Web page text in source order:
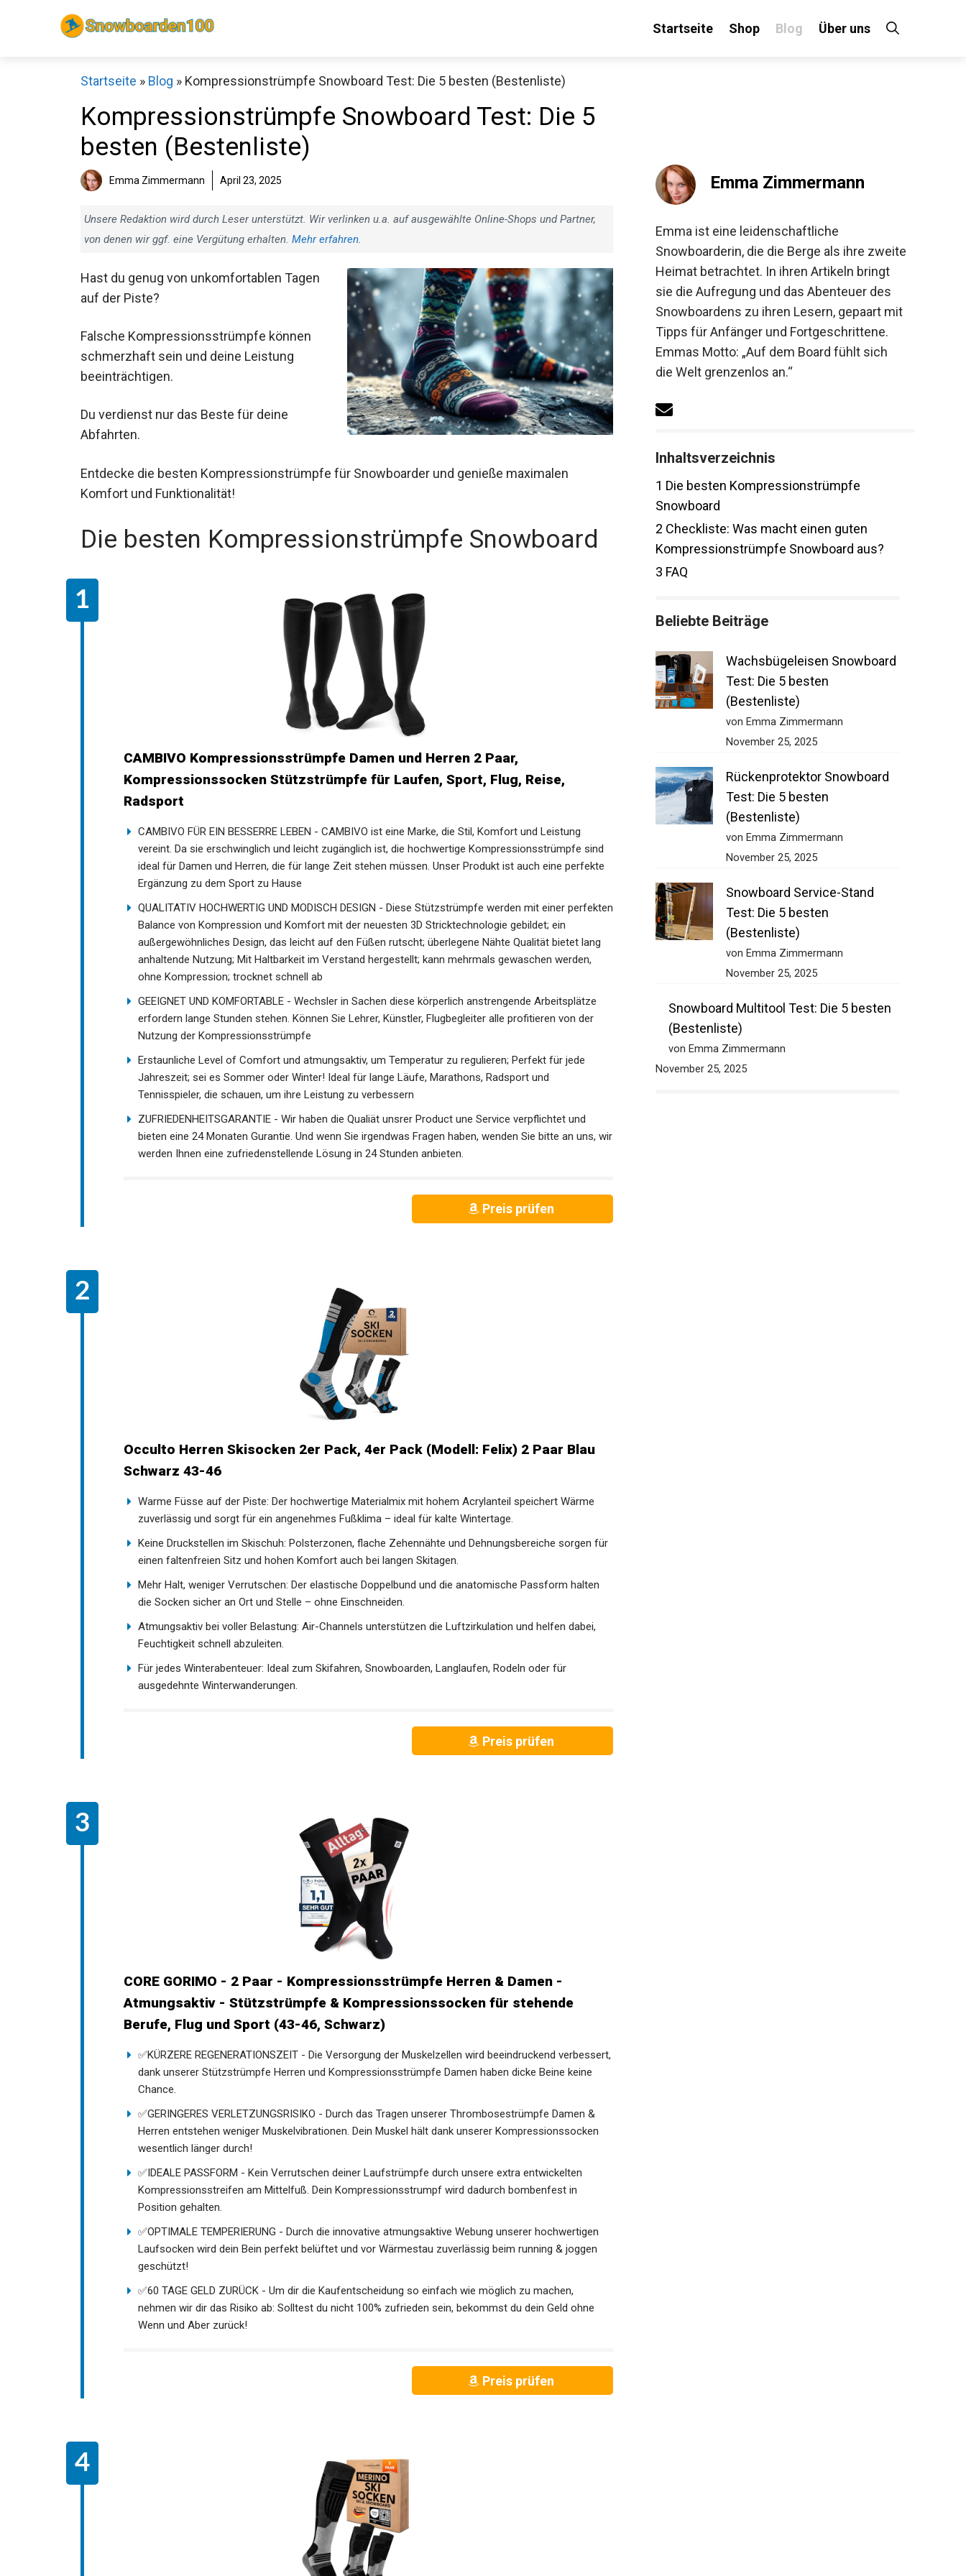
Startseite Shop Blog Über uns
Startseite » Blog » Kompressionstrümpfe Snowboard Test: Die 5 besten (Bestenliste)
Kompressionstrümpfe Snowboard Test: Die 5
besten (Bestenliste)
Emma Zimmermann April 23, 2025
Unsere Redaktion wird durch Leser unterstützt. Wir verlinken u.a. auf ausgewählte Online-Shops und Partner,
von denen wir ggf. eine Vergütung erhalten. Mehr erfahren.
Hast du genug von unkomfortablen Tagen
auf der Piste?
Falsche Kompressionsstrümpfe können
schmerzhaft sein und deine Leistung
beeinträchtigen.
Du verdienst nur das Beste für deine
Abfahrten.
Entdecke die besten Kompressionstrümpfe für Snowboarder und genieße maximalen
Komfort und Funktionalität!
Die besten Kompressionstrümpfe Snowboard
CAMBIVO Kompressionsstrümpfe Damen und Herren 2 Paar,
Kompressionssocken Stützstrümpfe für Laufen, Sport, Flug, Reise,
Radsport
CAMBIVO FÜR EIN BESSERRE LEBEN - CAMBIVO ist eine Marke, die Stil, Komfort und Leistung
vereint. Da sie erschwinglich und leicht zugänglich ist, die hochwertige Kompressionsstrümpfe sind
ideal für Damen und Herren, die für lange Zeit stehen müssen. Unser Produkt ist auch eine perfekte
Ergänzung zu dem Sport zu Hause
QUALITATIV HOCHWERTIG UND MODISCH DESIGN - Diese Stützstrümpfe werden mit einer
perfekten Balance von Kompression und Komfort mit der neuesten 3D Stricktechnologie gebildet;
ein außergewöhnliches Design, das leicht auf den Füßen rutscht; überlegene Nähte Qualität bietet
lang anhaltende Nutzung; Mit Haltbarkeit im Verstand hergestellt; kann mehrmals gewaschen
werden, ohne Kompression; trocknet schnell ab
GEEIGNET UND KOMFORTABLE - Wechsler in Sachen diese körperlich anstrengende Arbeitsplätze
erfordern lange Stunden stehen. Können Sie Lehrer, Künstler, Flugbegleiter alle profitieren von der
Nutzung der Kompressionsstrümpfe
Erstaunliche Level of Comfort und atmungsaktiv, um Temperatur zu regulieren; Perfekt für jede
Jahreszeit; sei es Sommer oder Winter! Ideal für lange Läufe, Marathons, Radsport und
Tennisspieler, die schauen, um ihre Leistung zu verbessern
ZUFRIEDENHEITSGARANTIE - Wir haben die Qualiät unsrer Product une Service verpflichtet und
bieten eine 24 Monaten Gurantie. Und wenn Sie irgendwas Fragen haben, wenden Sie bitte an uns,
wir werden Ihnen eine zufriedenstellende Lösung in 24 Stunden anbieten.
Preis prüfen
Occulto Herren Skisocken 2er Pack, 4er Pack (Modell: Felix) 2 Paar Blau
Schwarz 43-46
Warme Füsse auf der Piste: Der hochwertige Materialmix mit hohem Acrylanteil speichert Wärme
zuverlässig und sorgt für ein angenehmes Fußklima – ideal für kalte Wintertage.
Keine Druckstellen im Skischuh: Polsterzonen, flache Zehennähte und Dehnungsbereiche sorgen
für einen faltenfreien Sitz und hohen Komfort auch bei langen Skitagen.
Mehr Halt, weniger Verrutschen: Der elastische Doppelbund und die anatomische Passform halten
die Socken sicher an Ort und Stelle – ohne Einschneiden.
Atmungsaktiv bei voller Belastung: Air-Channels unterstützen die Luftzirkulation und helfen dabei,
Feuchtigkeit schnell abzuleiten.
Für jedes Winterabenteuer: Ideal zum Skifahren, Snowboarden, Langlaufen, Rodeln oder für
ausgedehnte Winterwanderungen.
Preis prüfen
CORE GORIMO - 2 Paar - Kompressionsstrümpfe Herren & Damen -
Atmungsaktiv - Stützstrümpfe & Kompressionssocken für stehende
Berufe, Flug und Sport (43-46, Schwarz)
✅KÜRZERE REGENERATIONSZEIT - Die Versorgung der Muskelzellen wird beeindruckend
verbessert, dank unserer Stützstrümpfe Herren und Kompressionsstrümpfe Damen haben dicke
Beine keine Chance.
✅GERINGERES VERLETZUNGSRISIKO - Durch das Tragen unserer Thrombosestrümpfe Damen &
Herren entstehen weniger Muskelvibrationen. Dein Muskel hält dank unserer Kompressionssocken
wesentlich länger durch!
✅IDEALE PASSFORM - Kein Verrutschen deiner Laufstrümpfe durch unsere extra entwickelten
Kompressionsstreifen am Mittelfuß. Dein Kompressionsstrumpf wird dadurch bombenfest in
Position gehalten.
✅OPTIMALE TEMPERIERUNG - Durch die innovative atmungsaktive Webung unserer hochwertigen
Laufsocken wird dein Bein perfekt belüftet und vor Wärmestau zuverlässig beim running & joggen
geschützt!
✅60 TAGE GELD ZURÜCK - Um dir die Kaufentscheidung so einfach wie möglich zu machen,
nehmen wir dir das Risiko ab: Solltest du nicht 100% zufrieden sein, bekommst du dein Geld ohne
Wenn und Aber zurück!
Preis prüfen
Emma Zimmermann
Emma ist eine leidenschaftliche
Snowboarderin, die die Berge als ihre
zweite Heimat betrachtet. In ihren Artikeln
bringt sie die Aufregung und das Abenteuer
des Snowboardens zu ihren Lesern,
gepaart mit Tipps für Anfänger und
Fortgeschrittene. Emmas Motto: „Auf dem
Board fühlt sich die Welt grenzenlos an.“
Inhaltsverzeichnis
Die besten Kompressionstrümpfe
Snowboard
Checkliste: Was macht einen guten
Kompressionstrümpfe Snowboard aus?
FAQ
Beliebte Beiträge
Wachsbügeleisen Snowboard
Test: Die 5 besten
(Bestenliste)
von Emma Zimmermann
November 25, 2025
Rückenprotektor Snowboard
Test: Die 5 besten
(Bestenliste)
von Emma Zimmermann
November 25, 2025
Snowboard Service-Stand
Test: Die 5 besten
(Bestenliste)
von Emma Zimmermann
November 25, 2025
Snowboard Multitool Test: Die 5 besten
(Bestenliste)
von Emma Zimmermann
November 25, 2025
Decathlon Sale
Schaue dir jetzt die meistverkauften Produkte im Sale bei Decathlon an!
Jetzt anschauen